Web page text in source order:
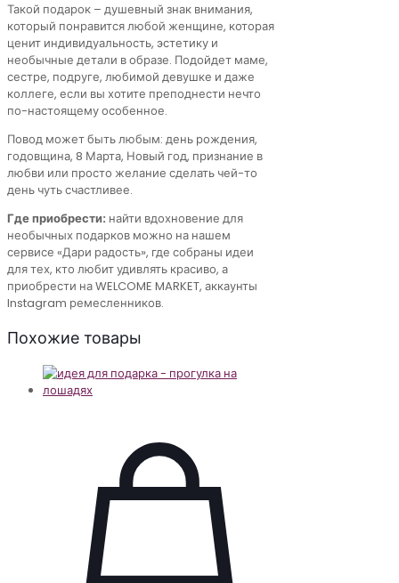
Такой подарок – душевный знак внимания,
который понравится любой женщине, которая
ценит индивидуальность, эстетику и
необычные детали в образе. Подойдет маме,
сестре, подруге, любимой девушке и даже
коллеге, если вы хотите преподнести нечто
по-настоящему особенное.
Повод может быть любым: день рождения,
годовщина, 8 Марта, Новый год, признание в
любви или просто желание сделать чей-то
день чуть счастливее.
Где приобрести: найти вдохновение для
необычных подарков можно на нашем
сервисе «Дари радость», где собраны идеи
для тех, кто любит удивлять красиво, а
приобрести на WELCOME MARKET, аккаунты
Instagram ремесленников.
Похожие товары